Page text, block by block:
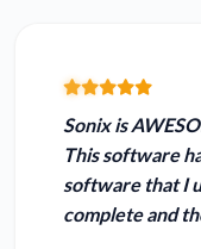
Sonix is
This software
software that I
complete and